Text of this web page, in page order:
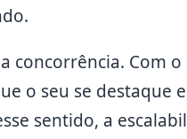
concorrência. Com
o seu se destaque
sentido, a